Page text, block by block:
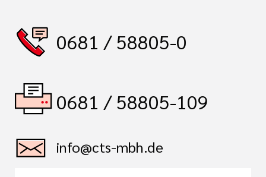
0681 / 58805-0
0681 / 58805-109
info@cts-mbh.de